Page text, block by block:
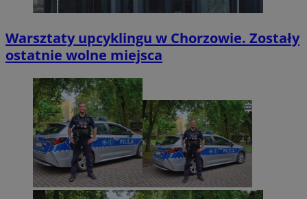
Warsztaty upcyklingu w Chorzowie. Zostały
ostatnie wolne miejsca